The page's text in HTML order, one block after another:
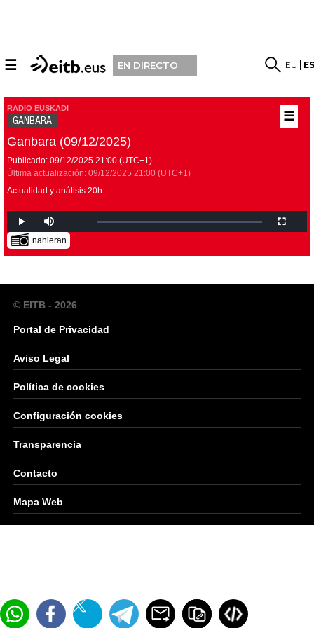
☰ EN DIRECTO EU
☰
RADIO EUSKADI
GANBARA
Ganbara (09/12/2025)
Publicado: 09/12/2025 21:00 (UTC+1)
Última actualización: 09/12/2025 21:00 (UTC+1)
Actualidad y análisis 20h
nahieran
© EITB - 2026
Portal de Privacidad
Aviso Legal
Política de cookies
Configuración cookies
Transparencia
Contacto
Mapa Web